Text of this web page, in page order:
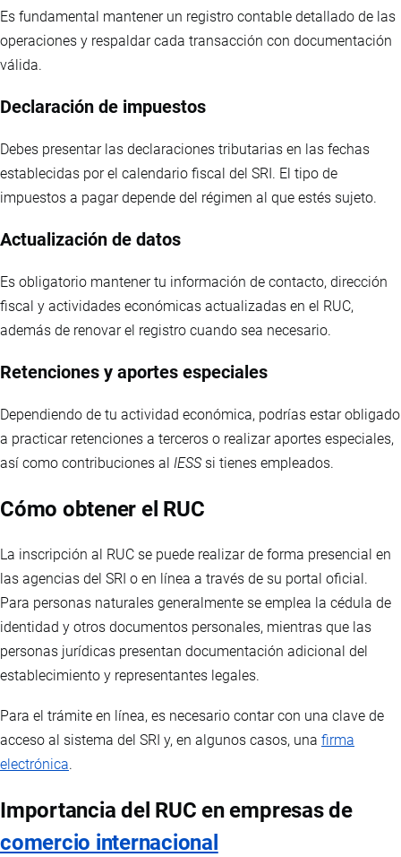
Es fundamental mantener un registro contable detallado de las
operaciones y respaldar cada transacción con documentación
válida.
Declaración de impuestos
Debes presentar las declaraciones tributarias en las fechas
establecidas por el calendario fiscal del SRI. El tipo de
impuestos a pagar depende del régimen al que estés sujeto.
Actualización de datos
Es obligatorio mantener tu información de contacto, dirección
fiscal y actividades económicas actualizadas en el RUC,
además de renovar el registro cuando sea necesario.
Retenciones y aportes especiales
Dependiendo de tu actividad económica, podrías estar obligado
a practicar retenciones a terceros o realizar aportes especiales,
así como contribuciones al IESS si tienes empleados.
Cómo obtener el RUC
La inscripción al RUC se puede realizar de forma presencial en
las agencias del SRI o en línea a través de su portal oficial.
Para personas naturales generalmente se emplea la cédula de
identidad y otros documentos personales, mientras que las
personas jurídicas presentan documentación adicional del
establecimiento y representantes legales.
Para el trámite en línea, es necesario contar con una clave de
acceso al sistema del SRI y, en algunos casos, una firma
electrónica.
Importancia del RUC en empresas de
comercio internacional